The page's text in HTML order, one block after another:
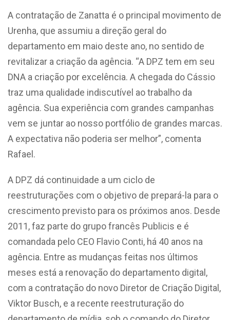
A contratação de Zanatta é o principal movimento de
Urenha, que assumiu a direção geral do
departamento em maio deste ano, no sentido de
revitalizar a criação da agência. “A DPZ tem em seu
DNA a criação por excelência. A chegada do Cássio
traz uma qualidade indiscutível ao trabalho da
agência. Sua experiência com grandes campanhas
vem se juntar ao nosso portfólio de grandes marcas.
A expectativa não poderia ser melhor”, comenta
Rafael.
A DPZ dá continuidade a um ciclo de
reestruturações com o objetivo de prepará-la para o
crescimento previsto para os próximos anos. Desde
2011, faz parte do grupo francês Publicis e é
comandada pelo CEO Flavio Conti, há 40 anos na
agência. Entre as mudanças feitas nos últimos
meses está a renovação do departamento digital,
com a contratação do novo Diretor de Criação Digital,
Viktor Busch, e a recente reestruturação do